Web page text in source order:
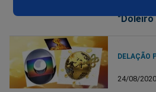
DELAÇÃO
24/08/2020